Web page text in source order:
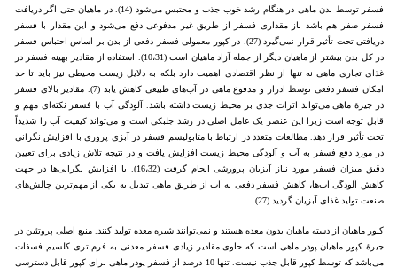
فسفر توسط بدن ماهی در هنگام رشد خوب جذب و محتبس می‌شود (14). در ماهیان حتی اگر دریافت
فسفر صفر هم باشد باز مقداری فسفر از طریق غیر مدفوعی دفع می‌شود و این مقدار با فسفر
دریافتی تحت تأثیر قرار نمی‌گیرد (27). در کپور معمولی فسفر دفعی از بدن بر اساس احتباس فسفر
در کل بدن بیشتر از ماهیان دیگر از جمله آزاد ماهیان است (10،31). استفاده از مقادیر بهینه فسفر در
غذای تجاری ماهی نه تنها از نظر اقتصادی اهمیت دارد بلکه به دلایل زیست محیطی نیز باید تا حد
امکان فسفر دفعی توسط ادرار و مدفوع ماهی در آب‌های طبیعی کاهش یابد (7). مقادیر بالای فسفر
در جیرۀ ماهی می‌تواند اثرات جدی بر محیط زیست داشته باشد. آلودگی آب با فسفر نکته‌ای مهم و
قابل توجه است زیرا این عنصر یک عامل اصلی در رشد جلبکی است و می‌تواند کیفیت آب را شدیداً
تحت تأثیر قرار دهد. مطالعات متعدد در ارتباط با متابولیسم فسفر در آبزی پروری با افزایش نگرانی
در مورد دفع فسفر به آب و آلودگی محیط زیست افزایش یافت و در نتیجه تلاش زیادی برای تعیین
دقیق میزان فسفر مورد نیاز آبزیان پرورشی انجام گرفت (16،32). با افزایش نگرانی‌ها در جهت
کاهش آلودگی آب‌ها، کاهش فسفر دفعی به آب از طریق ماهی تبدیل به یکی از مهم‌ترین چالش‌های
صنعت تولید غذای آبزیان گردید (27).
کپور ماهیان از دسته ماهیان بدون معده هستند و نمی‌توانند شیره معده تولید کنند. منبع اصلی پروتئین در
جیرۀ کپور ماهیان پودر ماهی است که حاوی مقادیر زیادی فسفر معدنی به فرم تری کلسیم فسفات
می‌باشد که توسط کپور قابل جذب نیست. تنها 10 درصد از فسفر پودر ماهی برای کپور قابل دسترسی